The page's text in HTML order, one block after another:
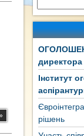
директора
Інститут
рішень